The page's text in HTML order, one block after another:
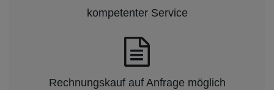
kompetenter Service
Rechnungskauf auf Anfrage möglich